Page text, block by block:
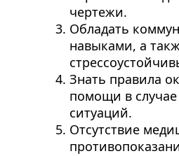
чертежи.
Обладать
навыками, а
Знать правила
помощи в
ситуаций.
Отсутствие